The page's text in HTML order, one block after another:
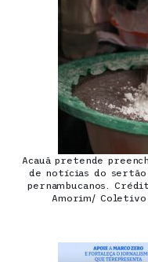
Acauã pretende
de notícias do
pernambucanos.
Amorim/ Coletivo